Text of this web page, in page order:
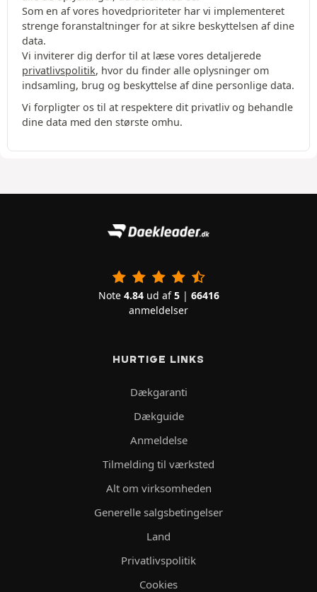
Som en af vores hovedprioriteter har vi implementeret
strenge foranstaltninger for at sikre beskyttelsen af dine
data.
Vi inviterer dig derfor til at læse vores detaljerede
privatlivspolitik, hvor du finder alle oplysninger om
indsamling, brug og beskyttelse af dine personlige data.
Vi forpligter os til at respektere dit privatliv og behandle
dine data med den største omhu.
Note 4.84ud af5| 66416
anmeldelser
HURTIGE LINKS
Dækgaranti
Dækguide
Anmeldelse
Tilmelding til værksted
Alt om virksomheden
Generelle salgsbetingelser
Land
Privatlivspolitik
Cookies